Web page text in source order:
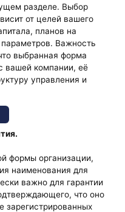
разделе. Выбор
от целей вашего
планов на
Важность
выбранная форма
вашей компании, её
управления и
формы организации,
наименования для
важно для гарантии
что оно
зарегистрированных